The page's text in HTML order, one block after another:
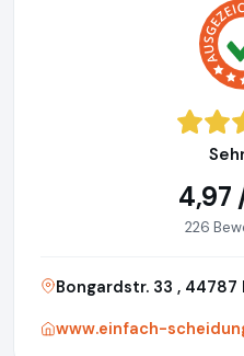
4,97
226
Bongardstr. 33 , 44787
www.einfach-